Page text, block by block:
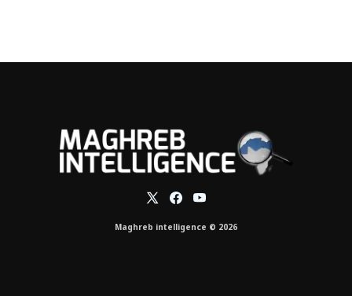
Maghreb intelligence © 2026